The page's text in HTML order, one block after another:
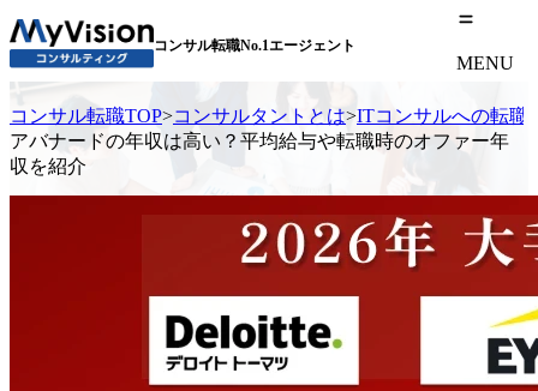
コンサル転職No.1エージェント
MENU
コンサル転職TOP>コンサルタントとは>ITコンサルへの転職
アバナードの年収は高い？平均給与や転職時のオファー年
収を紹介